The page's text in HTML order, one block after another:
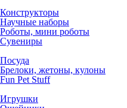
Конструкторы
Научные наборы
Роботы, мини роботы
Сувениры
Посуда
Брелоки, жетоны, кулоны
Fun Pet Stuff
Игрушки